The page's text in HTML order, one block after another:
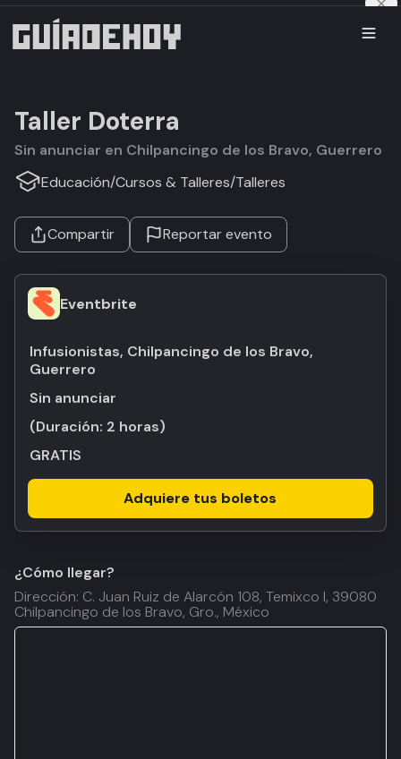
Taller Doterra
Sin anunciar en Chilpancingo de los Bravo, Guerrero
Educación/Cursos & Talleres/Talleres
Compartir Reportar evento
Eventbrite
Infusionistas, Chilpancingo de los Bravo,
Guerrero
Sin anunciar
(Duración: 2 horas)
GRATIS
Adquiere tus boletos
¿Cómo llegar?
Dirección: C. Juan Ruiz de Alarcón 108, Temixco I, 39080
Chilpancingo de los Bravo, Gro., México